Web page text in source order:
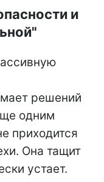
и
решений
одним
приходится
Она тащит
устает.